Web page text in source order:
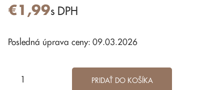
€1,99s DPH
Posledná úprava ceny: 09.03.2026
PRIDAŤ DO KOŠÍKA